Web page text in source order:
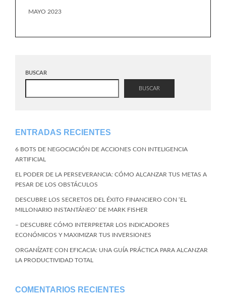
MAYO 2023
BUSCAR
BUSCAR
ENTRADAS RECIENTES
6 BOTS DE NEGOCIACIÓN DE ACCIONES CON INTELIGENCIA
ARTIFICIAL
EL PODER DE LA PERSEVERANCIA: CÓMO ALCANZAR TUS METAS A
PESAR DE LOS OBSTÁCULOS
DESCUBRE LOS SECRETOS DEL ÉXITO FINANCIERO CON ‘EL
MILLONARIO INSTANTÁNEO’ DE MARK FISHER
– DESCUBRE CÓMO INTERPRETAR LOS INDICADORES
ECONÓMICOS Y MAXIMIZAR TUS INVERSIONES
ORGANÍZATE CON EFICACIA: UNA GUÍA PRÁCTICA PARA ALCANZAR
LA PRODUCTIVIDAD TOTAL
COMENTARIOS RECIENTES